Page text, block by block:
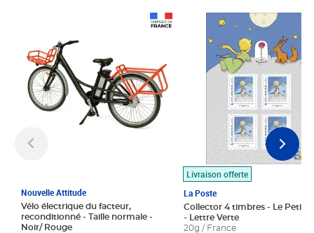
Nouvelle Attitude
Vélo électrique du facteur,
reconditionné - Taille normale -
Noir/ Rouge
Livraison offerte
La Poste
Collector 4 timbres - Le Petit
- Lettre Verte
20g / France
Prix 7,50€